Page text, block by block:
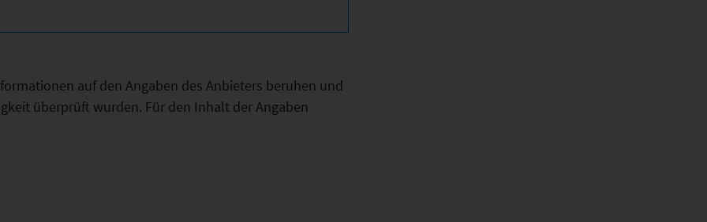
auf den Angaben des Anbieters beruhen und
überprüft wurden. Für den Inhalt der Angaben